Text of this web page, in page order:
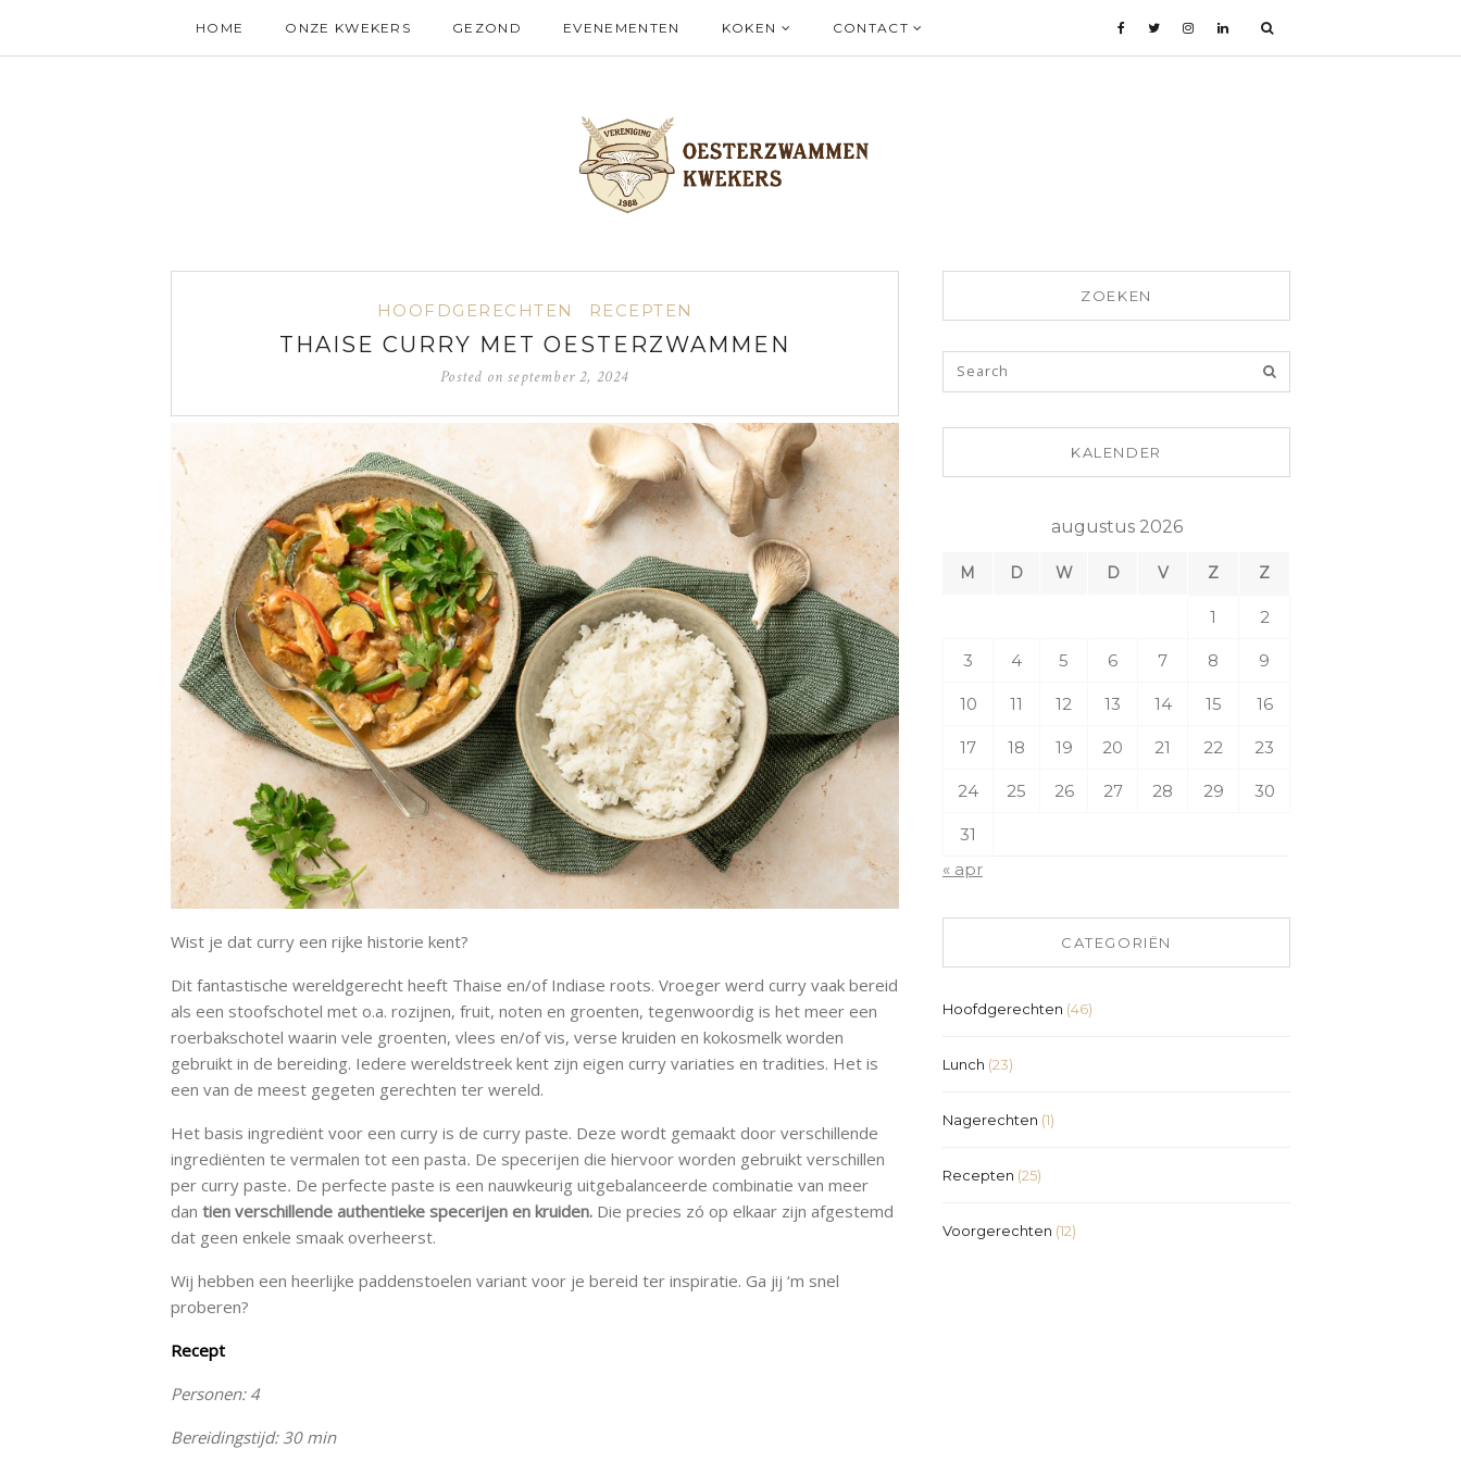
HOME ONZE KWEKERS GEZOND EVENEMENTEN KOKEN CONTACT
HOOFDGERECHTEN RECEPTEN
THAISE CURRY MET OESTERZWAMMEN
Posted onseptember 2, 2024
Wist je dat curry een rijke historie kent?
Dit fantastische wereldgerecht heeft Thaise en/of Indiase roots. Vroeger werd curry vaak bereid
als een stoofschotel met o.a. rozijnen, fruit, noten en groenten, tegenwoordig is het meer een
roerbakschotel waarin vele groenten, vlees en/of vis, verse kruiden en kokosmelk worden
gebruikt in de bereiding. Iedere wereldstreek kent zijn eigen curry variaties en tradities. Het is
een van de meest gegeten gerechten ter wereld.
Het basis ingrediënt voor een curry is de curry paste. Deze wordt gemaakt door verschillende
ingrediënten te vermalen tot een pasta. De specerijen die hiervoor worden gebruikt verschillen
per curry paste. De perfecte paste is een nauwkeurig uitgebalanceerde combinatie van meer
dan tien verschillende authentieke specerijen en kruiden. Die precies zó op elkaar zijn afgestemd
dat geen enkele smaak overheerst.
Wij hebben een heerlijke paddenstoelen variant voor je bereid ter inspiratie. Ga jij ‘m snel
proberen?
Recept
Personen: 4
Bereidingstijd: 30 min
ZOEKEN
KALENDER
augustus 2026
M D W D V Z Z
1 2
3 4 5 6 7 8 9
10 11 12 13 14 15 16
17 18 19 20 21 22 23
24 25 26 27 28 29 30
31
« apr
CATEGORIËN
Hoofdgerechten (46)
Lunch (23)
Nagerechten (1)
Recepten (25)
Voorgerechten (12)